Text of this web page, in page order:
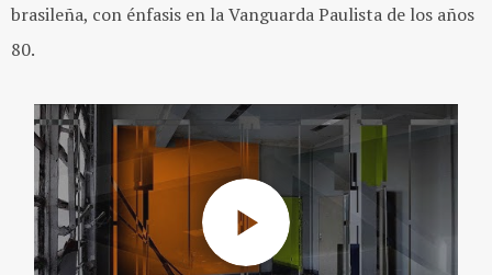
brasileña, con énfasis en la Vanguarda Paulista de los años
80.